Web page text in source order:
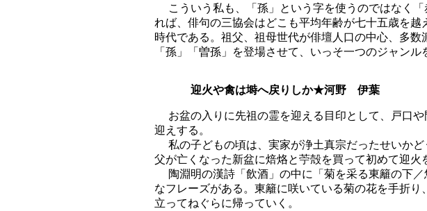
こういう私も、「孫」という字を使うのではなく
れば、俳句の三協会はどこも平均年齢が七十五歳を
時代である。祖父、祖母世代が俳壇人口の中心、多
「孫」「曽孫」を登場させて、いっそ一つのジャン
迎火や禽は塒へ戻りしか★河野 伊葉
お盆の入りに先祖の霊を迎える目印として、戸口
迎えする。
私の子どもの頃は、実家が浄土真宗だったせいかど
父が亡くなった新盆に焙烙と苧殻を買って初めて迎火
陶淵明の漢詩「飲酒」の中に「菊を采る東籬の下
なフレーズがある。東籬に咲いている菊の花を手折
立ってねぐらに帰っていく。